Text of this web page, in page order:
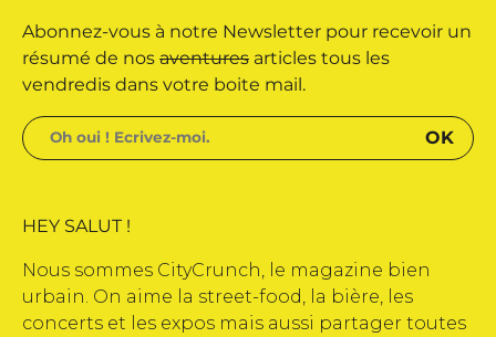
édité par Buena Onda Web •
Abonnez-vous à notre Newsletter pour recevoir un
résumé de nos aventures articles tous les
vendredis dans votre boite mail.
HEY SALUT !
Nous sommes CityCrunch, le magazine bien
urbain. On aime la street-food, la bière, les
concerts et les expos mais aussi partager toutes